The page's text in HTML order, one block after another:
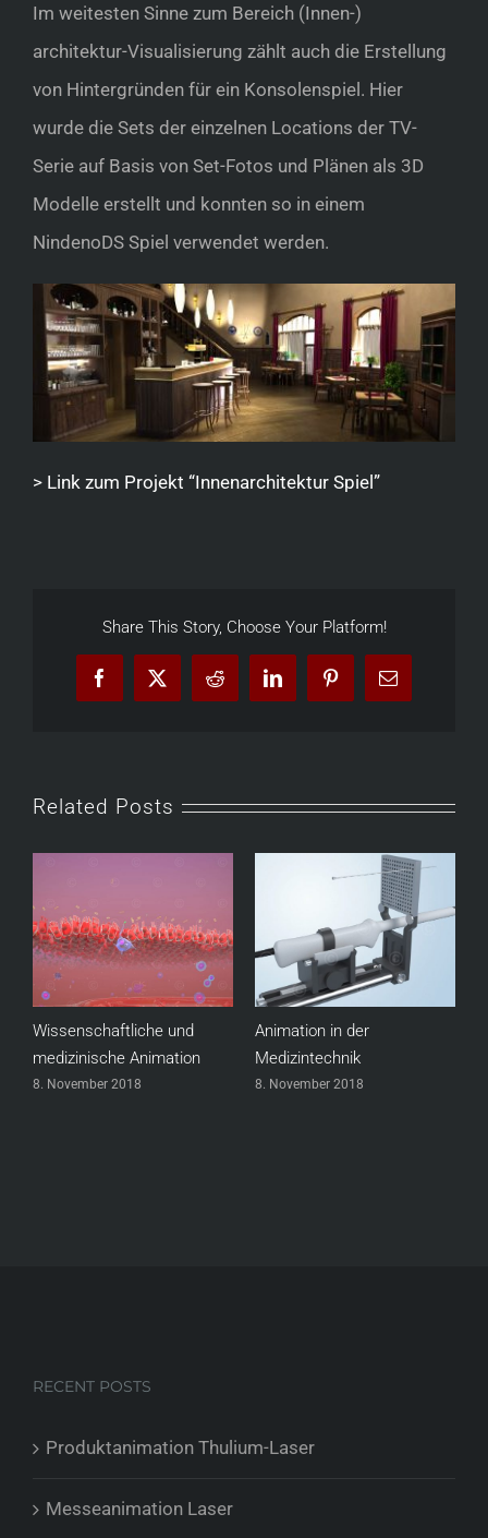
Im weitesten Sinne zum Bereich (Innen-)
architektur-Visualisierung zählt auch die Erstellung
von Hintergründen für ein Konsolenspiel. Hier
wurde die Sets der einzelnen Locations der TV-
Serie auf Basis von Set-Fotos und Plänen als 3D
Modelle erstellt und konnten so in einem
NindenoDS Spiel verwendet werden.
> Link zum Projekt “Innenarchitektur Spiel”
Share This Story, Choose Your Platform!
Facebook
X Reddit LinkedInPinterestEmail
Related Posts
Wissenschaftliche und
medizinische Animation
8. November 2018
Animation in der
Medizintechnik
8. November 2018
RECENT POSTS
Produktanimation Thulium-Laser
Messeanimation Laser